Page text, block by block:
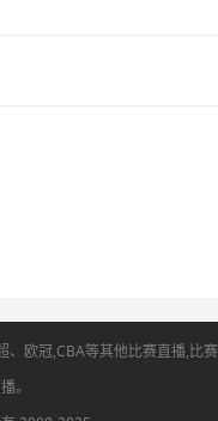
欧冠,CBA等其他比赛直播,比
。